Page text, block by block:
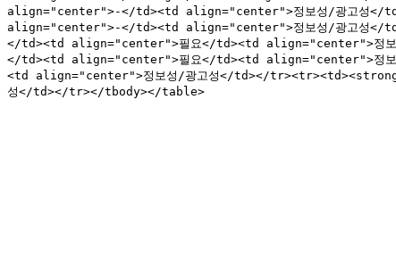
align="center">-</td><td align="center">정보성/광고성</
align="center">-</td><td align="center">정보성/광고성</
</td><td align="center">필요</td><td align="center">정
</td><td align="center">필요</td><td align="center">정
<td align="center">정보성/광고성</td></